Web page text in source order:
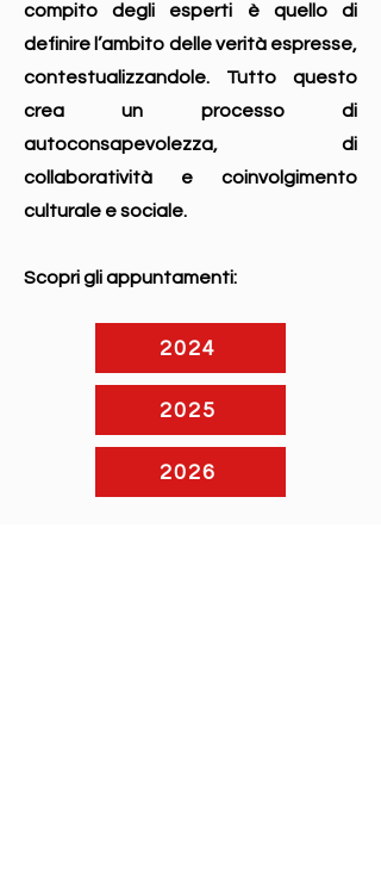
compito degli esperti è quello di
definire l’ambito delle verità espresse,
contestualizzandole. Tutto questo
crea un processo di
autoconsapevolezza, di
collaboratività e coinvolgimento
culturale e sociale.
Scopri gli appuntamenti:
2024
2025
2026